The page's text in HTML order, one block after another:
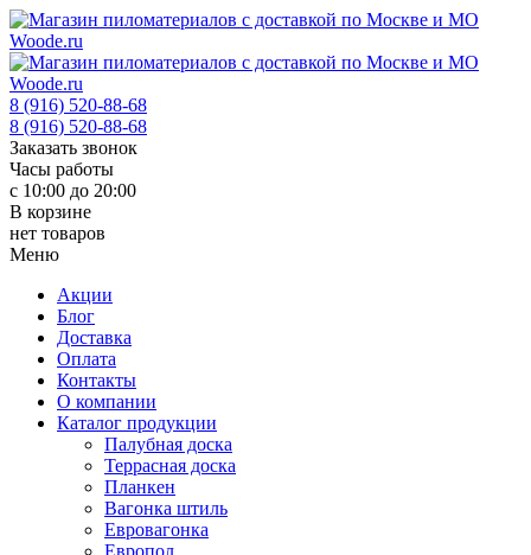
8 (916) 520-88-68
8 (916) 520-88-68
Заказать звонок
Часы работы
с 10:00 до 20:00
В корзине
нет товаров
Меню
Акции
Блог
Доставка
Оплата
Контакты
О компании
Каталог продукции
Палубная доска
Террасная доска
Планкен
Вагонка штиль
Евровагонка
Европол